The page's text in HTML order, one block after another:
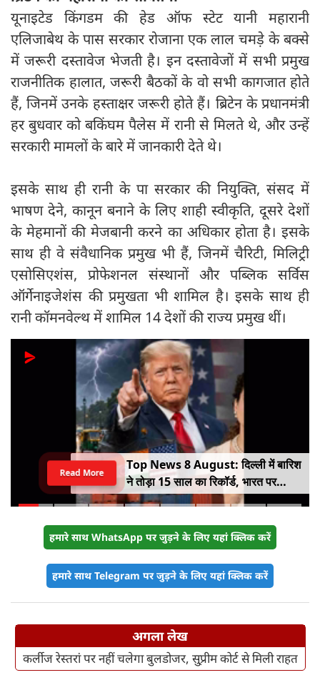
यूनाइटेड किंगडम की हेड ऑफ स्टेट यानी महारानी
एलिजाबेथ के पास सरकार रोजाना एक लाल चमड़े के बक्से
में जरूरी दस्तावेज भेजती है। इन दस्तावेजों में सभी प्रमुख
राजनीतिक हालात, जरूरी बैठकों के वो सभी कागजात होते
हैं, जिनमें उनके हस्ताक्षर जरूरी होते हैं। ब्रिटेन के प्रधानमंत्री
हर बुधवार को बकिंघम पैलेस में रानी से मिलते थे, और उन्हें
सरकारी मामलों के बारे में जानकारी देते थे।
इसके साथ ही रानी के पा सरकार की नियुक्ति, संसद में
भाषण देने, कानून बनाने के लिए शाही स्वीकृति, दूसरे देशों
के मेहमानों की मेजबानी करने का अधिकार होता है। इसके
साथ ही वे संवैधानिक प्रमुख भी हैं, जिनमें चैरिटी, मिलिट्री
एसोसिएशंस, प्रोफेशनल संस्थानों और पब्लिक सर्विस
ऑर्गेनाइजेशंस की प्रमुखता भी शामिल है। इसके साथ ही
रानी कॉमनवेल्थ में शामिल 14 देशों की राज्य प्रमुख थीं।
Top News 8 August: दिल्ली में बारिश
ने तोड़ा 15 साल का रिकॉर्ड, भारत पर
100% टैरिफ का खतरा; Gen Z पर कंगना
Read More
हमारे साथ WhatsApp पर जुड़ने के लिए यहां क्लिक करें
हमारे साथ Telegram पर जुड़ने के लिए यहां क्लिक करें
अगला लेख
कर्लीज रेस्तरां पर नहीं चलेगा बुलडोजर, सु्प्रीम कोर्ट से मिली राहत